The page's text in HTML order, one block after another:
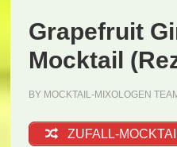
Grapefruit
Mocktail
BY MOCKTAIL-MIXOLOGEN
ZUFALL-